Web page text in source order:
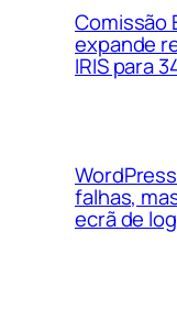
Comissão
expande
IRIS para
falhas,
ecrã de